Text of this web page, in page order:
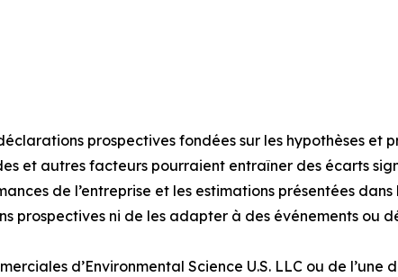
prospectives fondées sur les hypothèses et
et autres facteurs pourraient entraîner des écarts
de l’entreprise et les estimations présentées dans
prospectives ni de les adapter à des événements ou
d’Environmental Science U.S. LLC ou de